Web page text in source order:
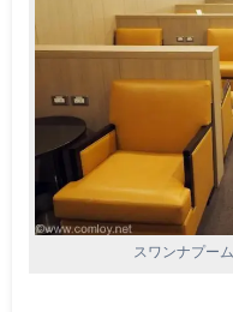
スワンナプー